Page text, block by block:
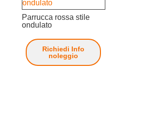
Parrucca rossa stile
ondulato
Richiedi Info
noleggio